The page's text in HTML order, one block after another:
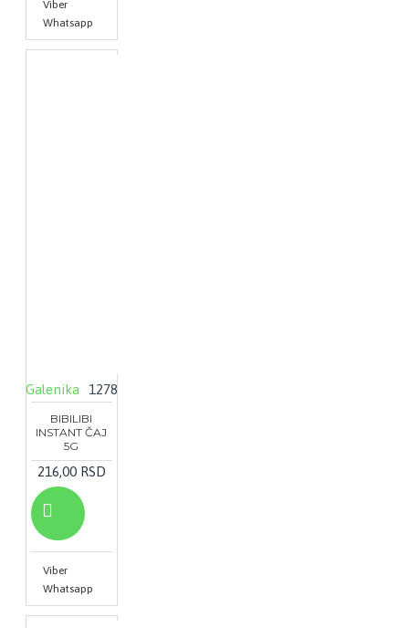
Viber
Whatsapp
Galenika 1278
BIBILIBI
INSTANT ČAJ
5G
216,00 RSD
Viber
Whatsapp